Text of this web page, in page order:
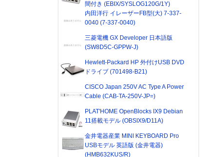
間付き (EBIX/SYSLOG120G/1Y)
内田洋行 イレーザーFB型(大) 7-337-
0040 (7-337-0040)
三菱電機 GX Developer 日本語版
(SW8D5C-GPPW-J)
Hewlett-Packard HP 外付けUSB DVD
ドライブ (701498-B21)
CISCO Japan 250V AC Type A Power
Cable (CAB-TA-250V-JP=)
PLAT'HOME OpenBlocks IX9 Debian
11搭載モデル (OBSIX9/D11A)
金井電器産業 MINI KEYBOARD Pro
USBモデル 英語版 (金井電器)
(HMB632KUS/R)